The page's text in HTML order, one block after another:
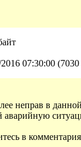
07:30:00 (
неправ в
аварийную
в